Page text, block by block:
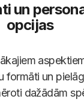
un
opcijas
formāti un
dažādām